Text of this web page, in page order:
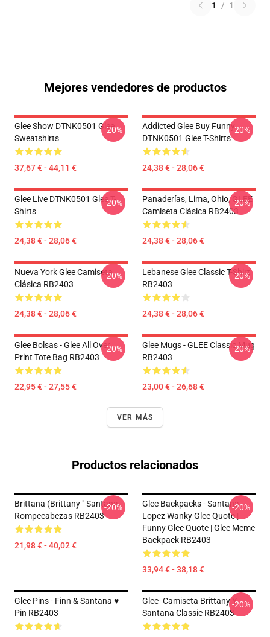
1 / 1
Mejores vendedores de productos
Glee Show DTNK0501 Glee
Sweatshirts
37,67 € - 44,11 €
-20%
Addicted Glee Buy Funny
DTNK0501 Glee T-Shirts
24,38 € - 28,06 €
-20%
Glee Live DTNK0501 Glee T-
Shirts
24,38 € - 28,06 €
-20%
Panaderías, Lima, Ohio, GLEE
Camiseta Clásica RB2403
24,38 € - 28,06 €
-20%
Nueva York Glee Camiseta
Clásica RB2403
24,38 € - 28,06 €
-20%
Lebanese Glee Classic T-Shirt
RB2403
24,38 € - 28,06 €
-20%
Glee Bolsas - Glee All Over
Print Tote Bag RB2403
22,95 € - 27,55 €
-20%
Glee Mugs - GLEE Classic Mug
RB2403
23,00 € - 26,68 €
-20%
VER MÁS
Productos relacionados
Brittana (Brittany " Santana
Rompecabezas RB2403
21,98 € - 40,02 €
-20%
Glee Backpacks - Santana
Lopez Wanky Glee Quote |
Funny Glee Quote | Glee Meme
Backpack RB2403
33,94 € - 38,18 €
-20%
Glee Pins - Finn & Santana ♥
Pin RB2403
Glee- Camiseta Brittany Y
Santana Classic RB2403
-20%